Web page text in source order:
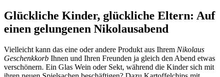
Glückliche Kinder, glückliche Eltern: Auf
einen gelungenen Nikolausabend
Vielleicht kann das eine oder andere Produkt aus Ihrem Nikolaus
Geschenkkorb Ihnen und Ihren Freunden ja gleich den Abend etwas
verschönern. Ein Glas Wein oder Sekt, während die Kinder sich mit